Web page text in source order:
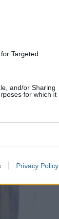
Targeted
and/or Sharing
for which it
Privacy Policy